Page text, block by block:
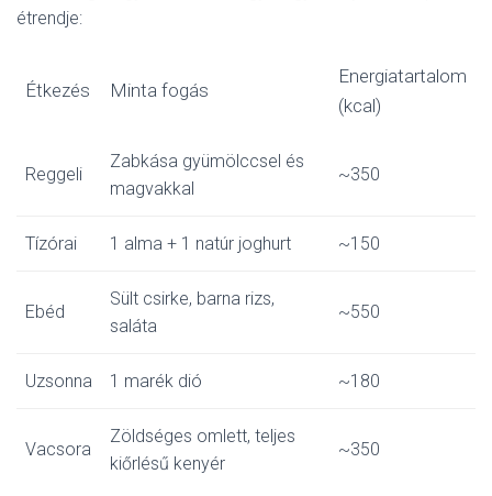
étrendje:
Étkezés Minta fogás
Energiatartalom
(kcal)
Reggeli
Zabkása gyümölccsel és
magvakkal
~350
Tízórai 1 alma + 1 natúr joghurt ~150
Ebéd
Sült csirke, barna rizs,
saláta
~550
Uzsonna 1 marék dió ~180
Vacsora
Zöldséges omlett, teljes
kiőrlésű kenyér
~350